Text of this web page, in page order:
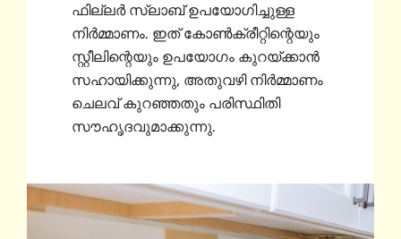
ഫില്ലർ സ്ലാബ് ഉപയോഗിച്ചുള്ള
നിർമ്മാണം. ഇത് കോൺക്രീറ്റിന്റെയും
സ്റ്റീലിന്റെയും ഉപയോഗം കുറയ്ക്കാൻ
സഹായിക്കുന്നു, അതുവഴി നിർമ്മാണം
ചെലവ് കുറഞ്ഞതും പരിസ്ഥിതി
സൗഹൃദവുമാക്കുന്നു.